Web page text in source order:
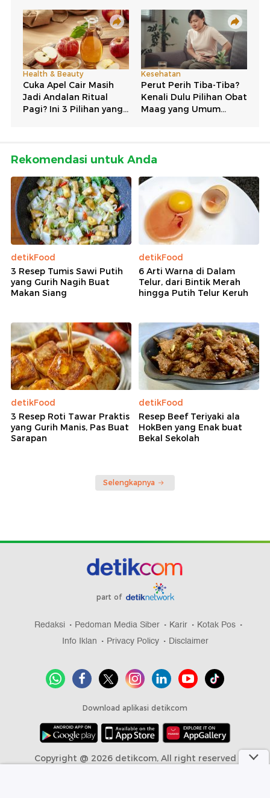
Rekomendasi untuk Anda
detikFood
3 Resep Tumis Sawi Putih
yang Gurih Nagih Buat
Makan Siang
detikFood
6 Arti Warna di Dalam
Telur, dari Bintik Merah
hingga Putih Telur Keruh
detikFood
3 Resep Roti Tawar Praktis
yang Gurih Manis, Pas Buat
Sarapan
detikFood
Resep Beef Teriyaki ala
HokBen yang Enak buat
Bekal Sekolah
Selengkapnya
part of
Redaksi Pedoman Media Siber Karir
Kotak Pos
Info Iklan
Privacy Policy Disclaimer
Download aplikasi detikcom
Copyright @ 2026 detikcom, All right reserved